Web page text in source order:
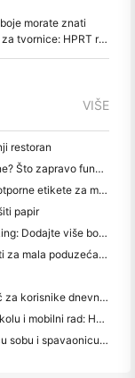
morate znati
i prijenosni pisač naljepnica
VIŠE
restoran
Trebate li prijenosni A4 pisač za skladišne račune? Što zapravo funkcionira
Možu li tiskači toplinskih etiketa napraviti vodootporne etikete za male proizvode?
papir
Najbolji proizvođač boja za dnevnik i scrapbooking: Dodajte više boja na svaku stranicu
Rukopis protiv tiskanja dostavnih etiketa: Savjeti za mala poduzeća u 2026.
Kako odabrati džepni fotopisač: Kompletni vodič za korisnike dnevnika, putovanja i iPhone-a
Najbolji prenosni pisač bez tinte za putovanje, školu i mobilni rad: Hanin MT620 Pro Pregled
Mini foto zidni raspored ideje i savjeti za spavaću sobu i spavaonicu ukras